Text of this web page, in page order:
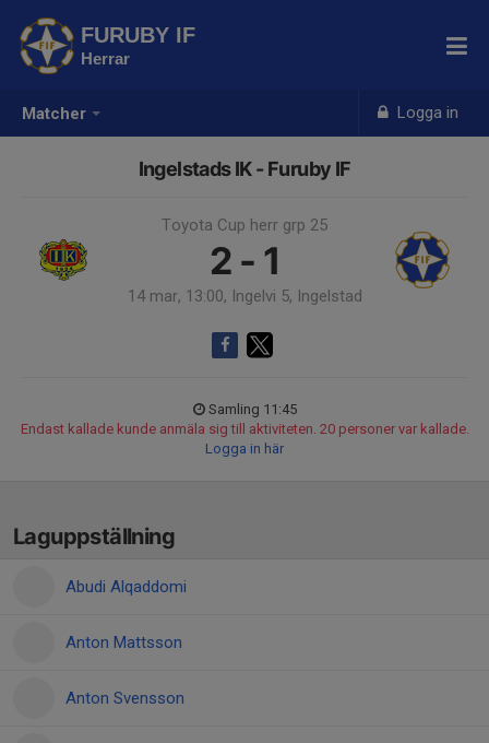
Matcher Logga in
FURUBY IF
Herrar
Ingelstads IK - Furuby IF
Toyota Cup herr grp 25
2 - 1
14 mar, 13:00, Ingelvi 5, Ingelstad
Samling 11:45
Endast kallade kunde anmäla sig till aktiviteten. 20 personer var kallade.
Logga in här
Laguppställning
Abudi Alqaddomi
Anton Mattsson
Anton Svensson